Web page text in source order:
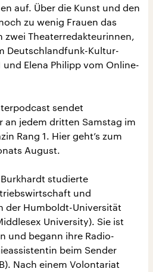
auf. Über die Kunst und den
zu wenig Frauen das
zwei Theaterredakteurinnen,
Deutschlandfunk-Kultur-
und Elena Philipp vom Online-
sendet
an jedem dritten Samstag im
Rang 1. Hier geht’s zum
August.
studierte
und
der Humboldt-Universität
University). Sie ist
und begann ihre Radio-
beim Sender
Nach einem Volontariat